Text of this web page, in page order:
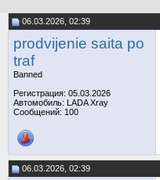
06.03.2026, 02:39
prodvijenie saita po
traf
Banned
Регистрация: 05.03.2026
Автомобиль: LADA Xray
Сообщений: 100
06.03.2026, 02:39